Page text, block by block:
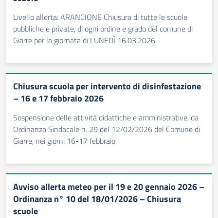
Livello allerta: ARANCIONE Chiusura di tutte le scuole
pubbliche e private, di ogni ordine e grado del comune di
Giarre per la giornata di LUNEDÌ 16.03.2026.
Chiusura scuola per intervento di disinfestazione
– 16 e 17 febbraio 2026
Sospensione delle attività didattiche e amministrative, da
Ordinanza Sindacale n. 29 del 12/02/2026 del Comune di
Giarre, nei giorni 16-17 febbraio.
Avviso allerta meteo per il 19 e 20 gennaio 2026 –
Ordinanza n° 10 del 18/01/2026 – Chiusura
scuole